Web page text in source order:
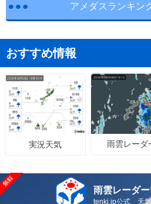
アメダスランキン
おすすめ情報
実況天気 雨雲レーダ
雨雲レーダー
tenki.jp公式 天気